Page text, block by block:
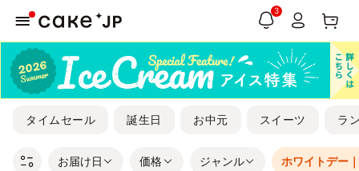
3
タイムセール 誕生日 お中元 スイーツ ラ
お届け日 価格 ジャンル ホワイトデー